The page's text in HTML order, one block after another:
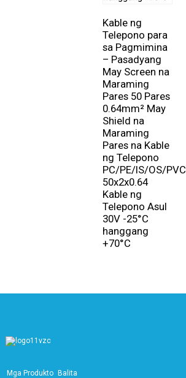
Kable ng
Telepono para
sa Pagmimina
– Pasadyang
May Screen na
Maraming
Pares 50 Pares
0.64mm² May
Shield na
Maraming
Pares na Kable
ng Telepono
PC/PE/IS/OS/PVC
50x2x0.64
Kable ng
Telepono Asul
30V -25°C
hanggang
+70°C
Mga Produkto Balita